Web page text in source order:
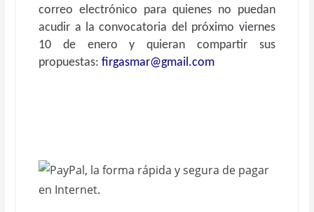
correo electrónico para quienes no puedan
acudir a la convocatoria del próximo viernes
10 de enero y quieran compartir sus
propuestas:firgasmar@gmail.com